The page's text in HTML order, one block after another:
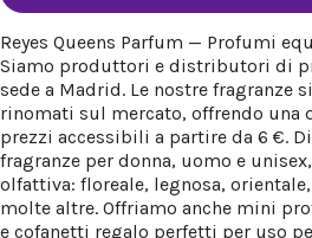
Reyes Queens Parfum — Profumi
Siamo produttori e distributori di
sede a Madrid. Le nostre fragranze
rinomati sul mercato, offrendo una
prezzi accessibili a partire da 6 €.
fragranze per donna, uomo e
olfattiva: floreale, legnosa,
molte altre. Offriamo anche mini
e cofanetti regalo perfetti per uso